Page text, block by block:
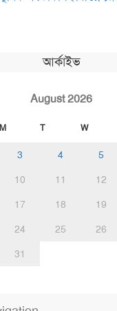
আর্কাইভ
August 2026
M T W
3 4 5
10 11 12
17 18 19
24 25 26
31